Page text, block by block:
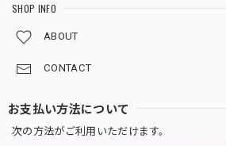
した。
がとうございます🌿 TC Baby
SHOP INFO
ABOUT
CONTACT
お支払い方法について
次の方法がご利用いただけます。